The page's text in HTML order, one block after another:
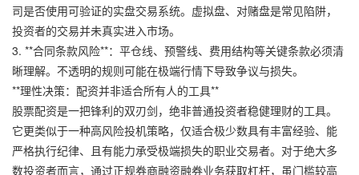
司是否使用可验证的实盘交易系统。虚拟盘、对赌盘是常见陷阱，
投资者的交易并未真实进入市场。
3. **合同条款风险**：平仓线、预警线、费用结构等关键条款必须清
晰理解。不透明的规则可能在极端行情下导致争议与损失。
**理性决策：配资并非适合所有人的工具**
股票配资是一把锋利的双刃剑，绝非普通投资者稳健理财的工具。
它更类似于一种高风险投机策略，仅适合极少数具有丰富经验、能
严格执行纪律、且有能力承受极端损失的职业交易者。对于绝大多
数投资者而言，通过正规券商融资融券业务获取杠杆，虽门槛较高